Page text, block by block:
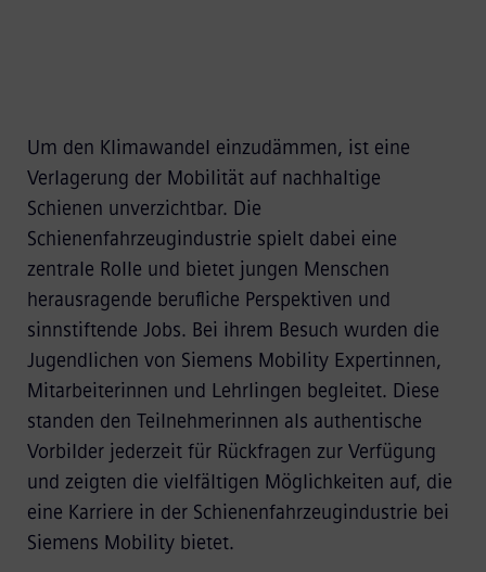
Um den Klimawandel einzudämmen, ist eine
Verlagerung der Mobilität auf nachhaltige
Schienen unverzichtbar. Die
Schienenfahrzeugindustrie spielt dabei eine
zentrale Rolle und bietet jungen Menschen
herausragende berufliche Perspektiven und
sinnstiftende Jobs. Bei ihrem Besuch wurden die
Jugendlichen von Siemens Mobility Expertinnen,
Mitarbeiterinnen und Lehrlingen begleitet. Diese
standen den Teilnehmerinnen als authentische
Vorbilder jederzeit für Rückfragen zur Verfügung
und zeigten die vielfältigen Möglichkeiten auf, die
eine Karriere in der Schienenfahrzeugindustrie bei
Siemens Mobility bietet.